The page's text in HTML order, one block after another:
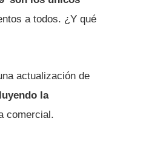
a todos. ¿Y qué
actualización de
la
comercial.